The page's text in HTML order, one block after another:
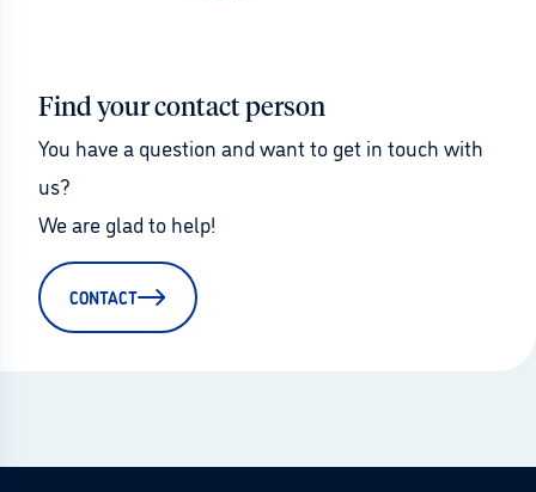
Find your contact person
You have a question and want to get in touch with
us?
We are glad to help!
CONTACT